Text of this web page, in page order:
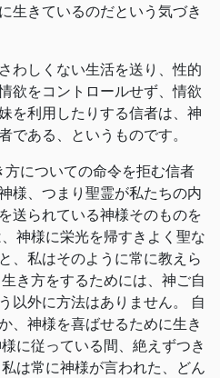
生きているのだという気づき
わしくない生活を送り、性的
欲をコントロールせず、情欲
を利用したりする信者は、神
である、というものです。
についての命令を拒む信者
様、つまり聖霊が私たちの内
送られている神様そのものを
神様に栄光を帰すきよく聖な
、私はそのように常に教えら
き方をするためには、神ご自
以外に方法はありません。 自
、神様を喜ばせるために生き
に従っている間、絶えずつき
は常に神様が言われた、どん